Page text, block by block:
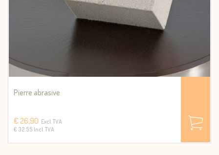
Pierre abrasive
€ 26,90 Excl. TVA
€ 32.55 Incl. TVA